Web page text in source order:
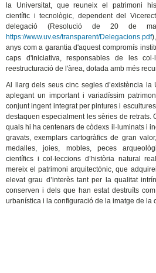
la Universitat, que reuneix el patrimoni
científic i tecnològic, dependent del
delegació (Resolució de 20 de
https://www.uv.es/transparent/Delegacions.pdf
anys com a garantia d'aquest compromís
caps d'iniciativa, responsables de les
reestructuració de l'àrea, dotada amb més
Al llarg dels seus cinc segles d’existència la
aplegant un important i variadíssim
conjunt ingent integrat per pintures i
destaquen especialment les sèries de retrats.
quals hi ha centenars de còdexs il·luminats i
gravats, exemplars cartogràfics de gran
medalles, joies, mobles, peces
científics i col·leccions d’història natural
mereix el patrimoni arquitectònic, que
elevat grau d’interès tant per la qualitat
conserven i dels que han estat destruïts
urbanística i la configuració de la imatge de la